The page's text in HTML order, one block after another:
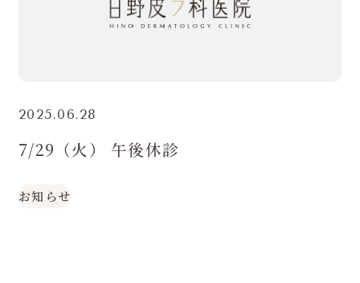
2025.06.28
7/29（火） 午後休診
お知らせ